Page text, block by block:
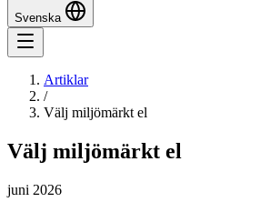
Svenska
Artiklar
/
Välj miljömärkt el
Välj miljömärkt el
juni 2026